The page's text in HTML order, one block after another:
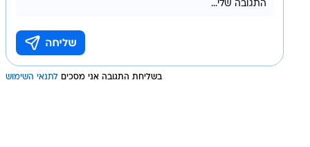
בשליחת התגובה אני מסכים לתנאי השימוש